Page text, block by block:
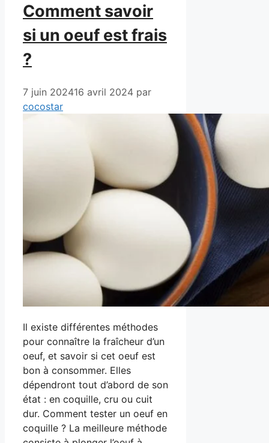
Comment savoir
si un oeuf est frais
?
7 juin 202416 avril 2024 par
cocostar
Il existe différentes méthodes
pour connaître la fraîcheur d’un
oeuf, et savoir si cet oeuf est
bon à consommer. Elles
dépendront tout d’abord de son
état : en coquille, cru ou cuit
dur. Comment tester un oeuf en
coquille ? La meilleure méthode